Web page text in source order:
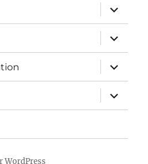
ouvrir
le
sous-
menu
ouvrir
le
sous-
menu
ouvrir
le
sous-
menu
ouvrir
le
sous-
WordPress